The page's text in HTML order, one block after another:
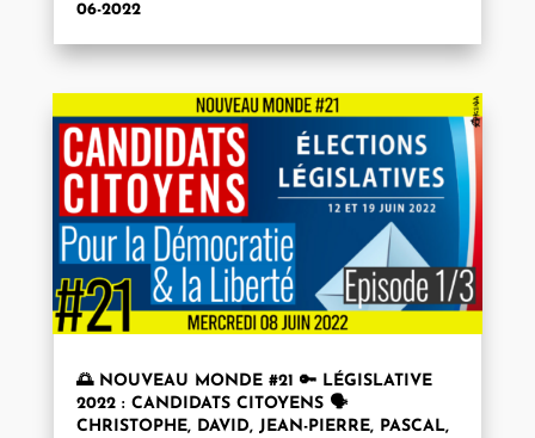
06-2022
🌅 NOUVEAU MONDE #21 🔑 LÉGISLATIVE
2022 : CANDIDATS CITOYENS 🗣
CHRISTOPHE, DAVID, JEAN-PIERRE, PASCAL,